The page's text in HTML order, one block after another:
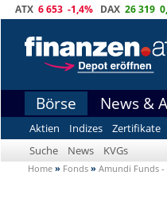
ATX 6 653 -1,4% DAX 26 319
Börse News &
Aktien Indizes Zertifikate
Suche
News KVGs
Home » Fonds » Amundi Funds -